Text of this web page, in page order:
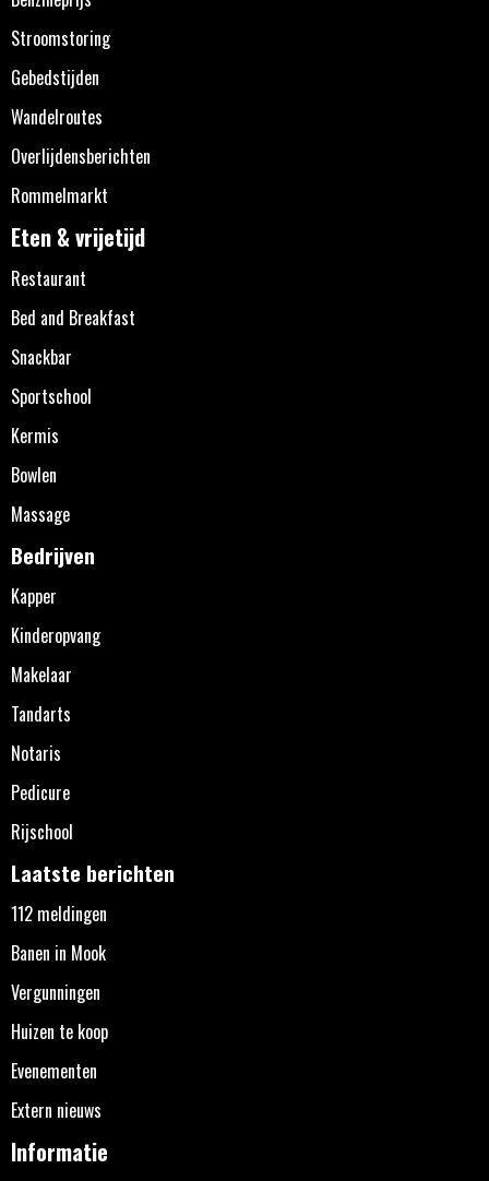
Stroomstoring
Gebedstijden
Wandelroutes
Overlijdensberichten
Rommelmarkt
Eten & vrijetijd
Restaurant
Bed and Breakfast
Snackbar
Sportschool
Kermis
Bowlen
Massage
Bedrijven
Kapper
Kinderopvang
Makelaar
Tandarts
Notaris
Pedicure
Rijschool
Laatste berichten
112 meldingen
Banen in Mook
Vergunningen
Huizen te koop
Evenementen
Extern nieuws
Informatie